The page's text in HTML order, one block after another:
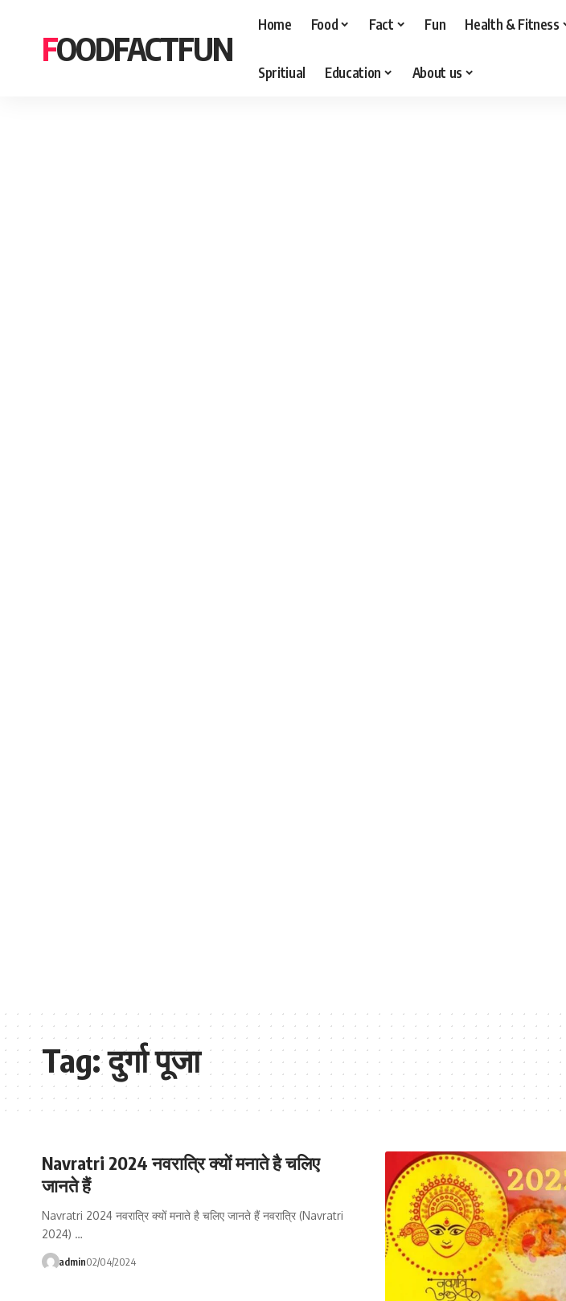
FOODFACTFUN
Home Food Fact Fun Health & Fitness
Spritiual Education About us
Tag:दुर्गा पूजा
Navratri 2024 नवरात्रि क्यों मनाते है चलिए
जानते हैं
Navratri 2024 नवरात्रि क्यों मनाते है चलिए जानते हैं नवरात्रि (Navratri
2024) …
admin02/04/2024